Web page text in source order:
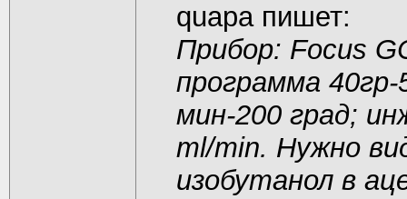
quapa пишет:
Прибор: Focus
программа 40гр-
мин-200 град;
ml/min. Нужно
изобутанол в